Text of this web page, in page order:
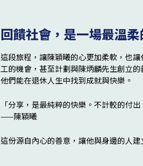
回饋社會，是一場最溫
這段旅程，讓陳穎曦的心更加柔軟，也
工的機會，甚至計劃與陳炳麟先生創立
他們能在退休人生中找到成就與快樂。
「分享，是最純粹的快樂。不計較的付出
——陳穎曦
這份源自內心的善意，讓他與身邊的人